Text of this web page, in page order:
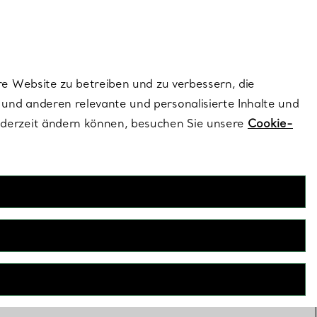
Website zu betreiben und zu verbessern, die
anderen relevante und personalisierte Inhalte und
ändern können, besuchen Sie unsere Cookie-